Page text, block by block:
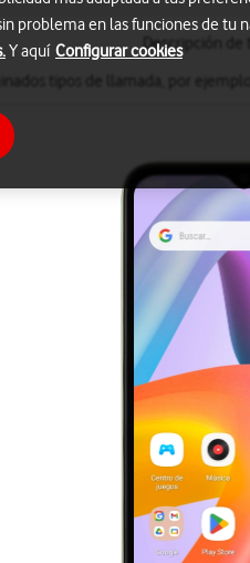
Descripción de
problema en las funciones de tu
Y aquí Configurar cookies